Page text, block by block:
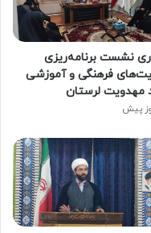
نشست برنامه‌ریزی
فرهنگی و آموزشی
مهدویت لرستان